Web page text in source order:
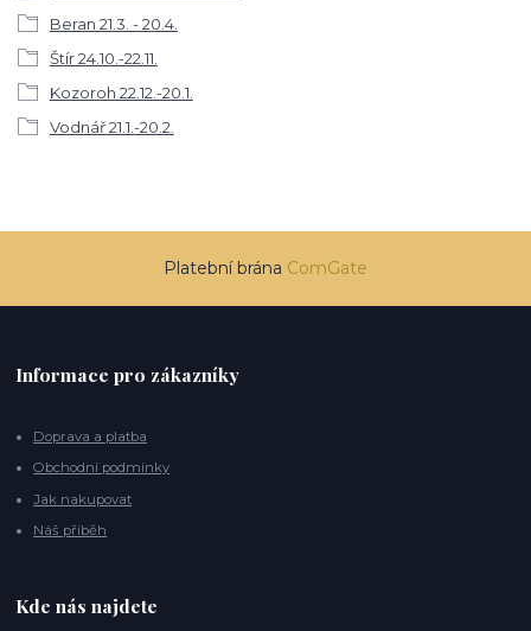
Beran 21.3. - 20.4.
Štír 24.10.-22.11.
Kozoroh 22.12.-20.1.
Vodnář 21.1.-20.2.
Platební brána ComGate
Informace pro zákazníky
Doprava a platba
Obchodní podmínky
Jak nakupovat
Náš příběh
Kde nás najdete